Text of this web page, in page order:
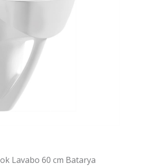
Lavabo 60 cm Batarya